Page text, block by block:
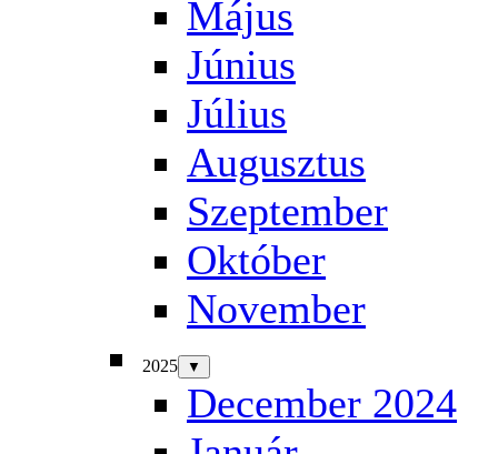
Május
Június
Július
Augusztus
Szeptember
Október
November
2025 ▼
December 2024